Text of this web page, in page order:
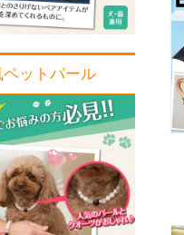
ットパール